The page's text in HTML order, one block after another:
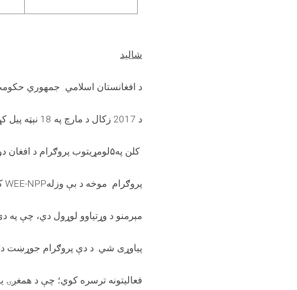
شالید
د افغانستان اسلامي جمهوري حکومت
WEE-NPP د 2017 زکال د مارچ په 18 نېټه پیل کړ، د مېرمنو د اقتصادي پیاوړتیا د
لومړیتوب پروګرام د۵کلن په
(ANPDF) کې قرار لري. د WEE-NPPپروګرام موخه د بې وزله
مېرمنو د وړتیاوو لوړول دي، چې په
پیاوړی شي. د دې پروګرام جوړښت
فعالیتونه ترسره کوي؛ چې د همغږۍ